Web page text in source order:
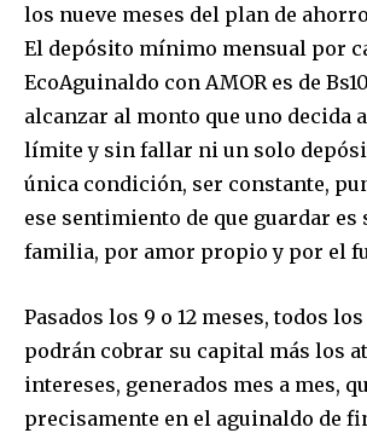
los nueve meses del plan de
El depósito mínimo mensual por
EcoAguinaldo con AMOR es de
alcanzar al monto que uno decida
límite y sin fallar ni un solo
única condición, ser constante,
ese sentimiento de que guardar es
familia, por amor propio y por el
Pasados los 9 o 12 meses, todos
podrán cobrar su capital más los
intereses, generados mes a mes,
precisamente en el aguinaldo de